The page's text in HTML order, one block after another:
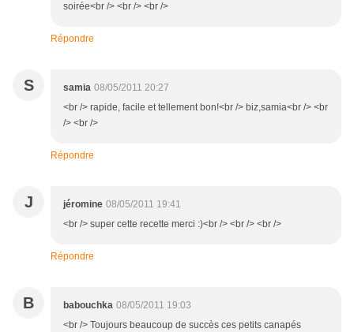
soirée<br /> <br /> <br />
Répondre
S samia 08/05/2011 20:27
<br /> rapide, facile et tellement bon!<br /> biz,samia<br /> <br
/> <br />
Répondre
J jéromine 08/05/2011 19:41
<br /> super cette recette merci :)<br /> <br /> <br />
Répondre
B babouchka 08/05/2011 19:03
<br /> Toujours beaucoup de succès ces petits canapés